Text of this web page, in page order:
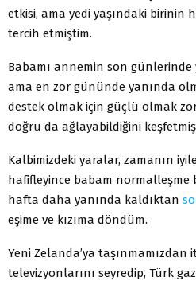
etkisi, ama yedi yaşındaki birinin
tercih etmiştim.
Babamı annemin son günlerinde
ama en zor gününde yanında
destek olmak için güçlü olmak
doğru da ağlayabildiğini
Kalbimizdeki yaralar, zamanın
hafifleyince babam normalleşme
hafta daha yanında kaldıktan
eşime ve kızıma döndüm.
Yeni Zelanda’ya
televizyonlarını seyredip, Türk